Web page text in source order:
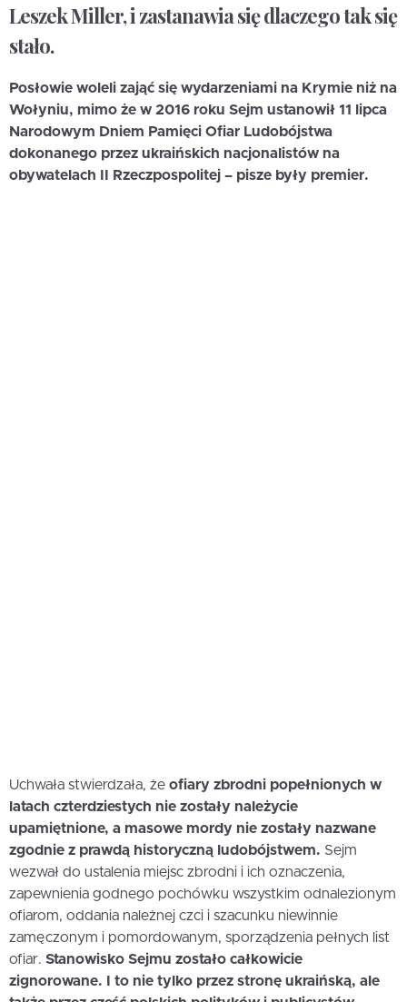
Leszek Miller, i zastanawia się dlaczego tak się
stało.
Posłowie woleli zająć się wydarzeniami na Krymie niż na
Wołyniu, mimo że w 2016 roku Sejm ustanowił 11 lipca
Narodowym Dniem Pamięci Ofiar Ludobójstwa
dokonanego przez ukraińskich nacjonalistów na
obywatelach II Rzeczpospolitej – pisze były premier.
Uchwała stwierdzała, że ofiary zbrodni popełnionych w
latach czterdziestych nie zostały należycie
upamiętnione, a masowe mordy nie zostały nazwane
zgodnie z prawdą historyczną ludobójstwem. Sejm
wezwał do ustalenia miejsc zbrodni i ich oznaczenia,
zapewnienia godnego pochówku wszystkim odnalezionym
ofiarom, oddania należnej czci i szacunku niewinnie
zamęczonym i pomordowanym, sporządzenia pełnych list
ofiar. Stanowisko Sejmu zostało całkowicie
zignorowane. I to nie tylko przez stronę ukraińską, ale